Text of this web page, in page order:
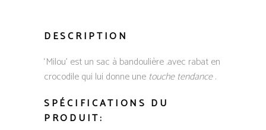
DESCRIPTION
‘Milou’ est un sac à bandoulière .avec rabat en
crocodile qui lui donne une touche tendance.
SPÉCIFICATIONS DU
PRODUIT: